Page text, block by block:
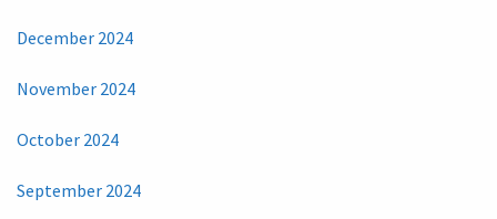
December 2024
November 2024
October 2024
September 2024